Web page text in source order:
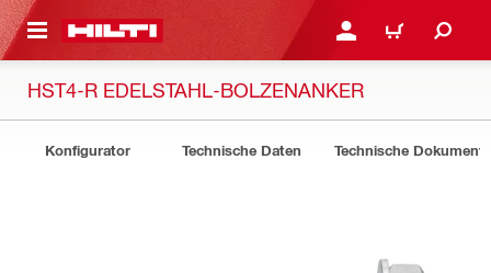
ANMELDEN ODER
WARENKORB
HST4-R EDELSTAHL-BOLZENANKER
Konfigurator Technische Daten Technische Dokumente